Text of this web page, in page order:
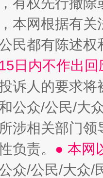
本网根据有
民都有陈述
日内不作出
诉人的要求将
公众/公民/大
涉相关部门
负责。 ● 本网
众/公民/大众